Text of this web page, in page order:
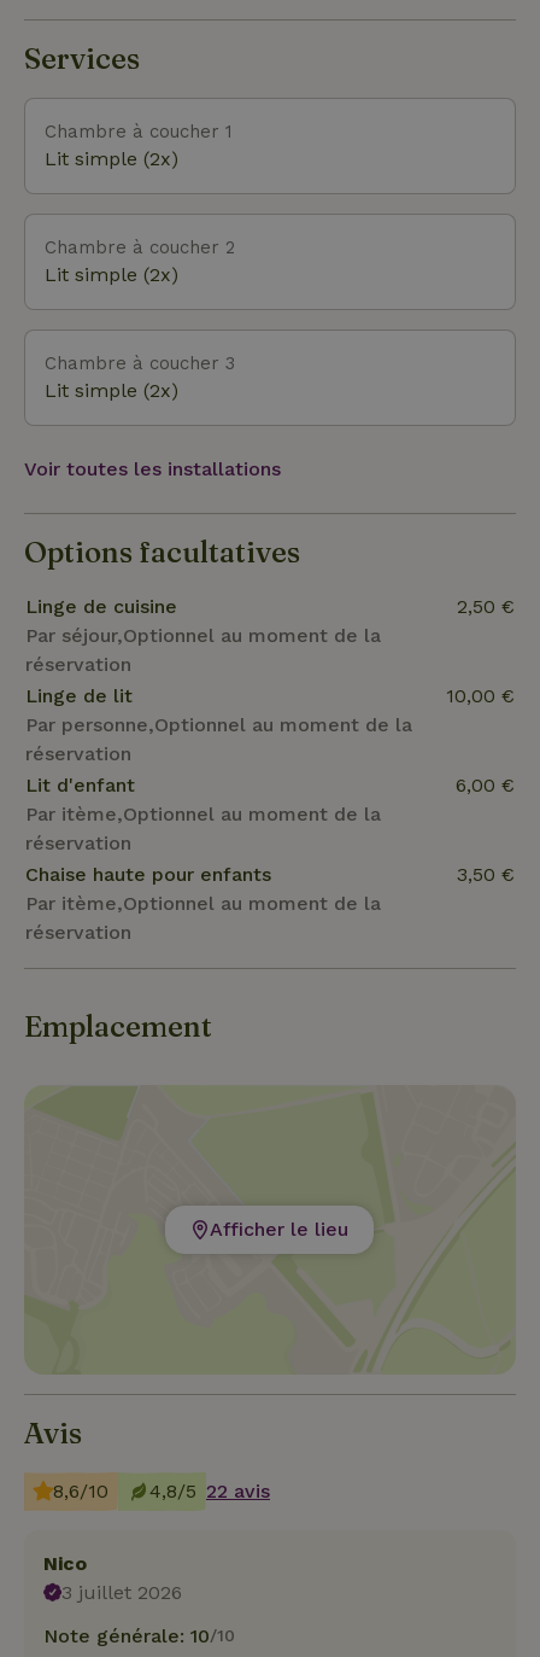
L'Achterhoek est un paradis pour se détendre, avec
ses ruisseaux sinueux, ses domaines, ses châteaux,
ses fermes et ses arbres centenaires. Mais
l'Achterhoek est aussi fait pour être actif. Tu peux
te promener sur des chemins de sable ou d'église,
te sentir comme un cycliste au paradis, faire du
roller, de l'équitation, etc. Pour les enfants, par
beau ou mauvais temps, il y a tant de choses
amusantes à faire, comme la forêt d'escalade, le
Kabouterpad, une belle piscine extérieure ou se
promener dans le plus grand labyrinthe de haies de
hêtres d'Europe. Ceci n'est qu'une petite sélection
de toutes les
Services
Chambre à coucher 1
Lit simple (2x)
Chambre à coucher 2
Lit simple (2x)
Chambre à coucher 3
Lit simple (2x)
Voir toutes les installations
Options facultatives
Linge de cuisine
Par séjour,Optionnel au moment de la
réservation
2,50 €
Linge de lit
Par personne,Optionnel au moment de la
réservation
10,00 €
Lit d'enfant
Par itème,Optionnel au moment de la
réservation
6,00 €
Chaise haute pour enfants
Par itème,Optionnel au moment de la
réservation
3,50 €
Emplacement
Afficher le lieu
Avis
8,6/10 4,8/5 22 avis
Nico
3 juillet 2026
Note générale: 10/10